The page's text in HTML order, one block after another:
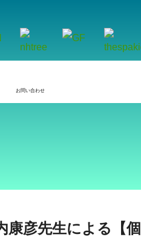
お問い合わせ
康彦先生による【